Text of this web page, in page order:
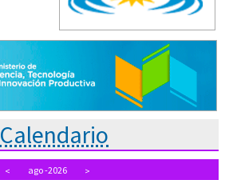
Calendario
< ago-2026
>